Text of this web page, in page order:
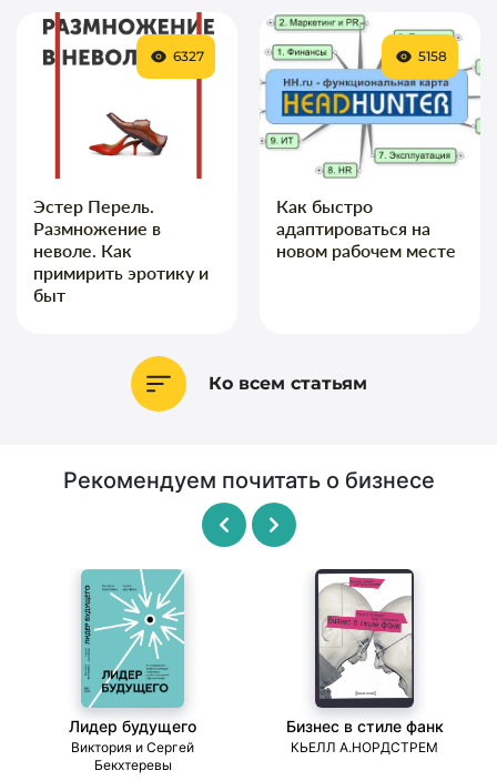
Эстер Перель.
Размножение в
неволе. Как
примирить эротику и
быт
6327
Как быстро
адаптироваться на
новом рабочем месте
5158
Ко всем статьям
Рекомендуем почитать о бизнесе
Лидер будущего
Виктория и Сергей
Бекхтеревы
Бизнес в стиле фанк
КЬЕЛЛ А.НОРДСТРЕМ